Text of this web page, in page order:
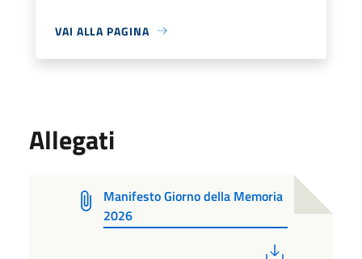
VAI ALLA PAGINA
Allegati
Manifesto Giorno della Memoria
2026